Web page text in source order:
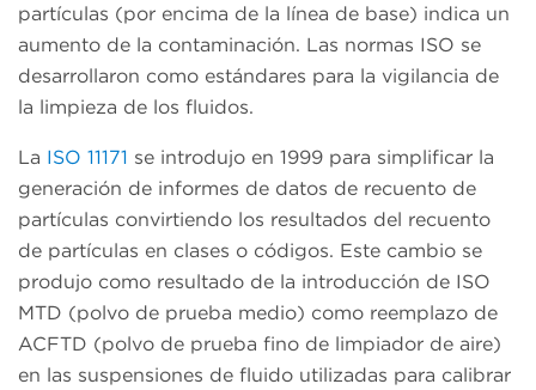
partículas (por encima de la línea de base) indica un
aumento de la contaminación. Las normas ISO se
desarrollaron como estándares para la vigilancia de
la limpieza de los fluidos.
La ISO 11171 se introdujo en 1999 para simplificar la
generación de informes de datos de recuento de
partículas convirtiendo los resultados del recuento
de partículas en clases o códigos. Este cambio se
produjo como resultado de la introducción de ISO
MTD (polvo de prueba medio) como reemplazo de
ACFTD (polvo de prueba fino de limpiador de aire)
en las suspensiones de fluido utilizadas para calibrar